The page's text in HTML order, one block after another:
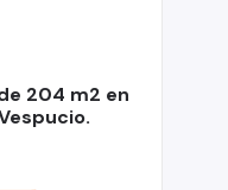
204 m2 en